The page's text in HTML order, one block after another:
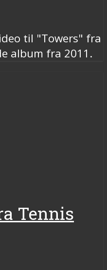
til "Towers" fra
album fra 2011.
Tennis